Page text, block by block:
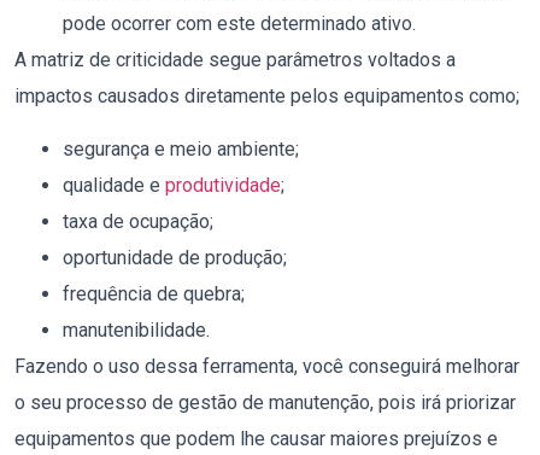
pode ocorrer com este determinado ativo.
A matriz de criticidade segue parâmetros voltados a
impactos causados diretamente pelos equipamentos como;
segurança e meio ambiente;
qualidade e produtividade;
taxa de ocupação;
oportunidade de produção;
frequência de quebra;
manutenibilidade.
Fazendo o uso dessa ferramenta, você conseguirá melhorar
o seu processo de gestão de manutenção, pois irá priorizar
equipamentos que podem lhe causar maiores prejuízos e